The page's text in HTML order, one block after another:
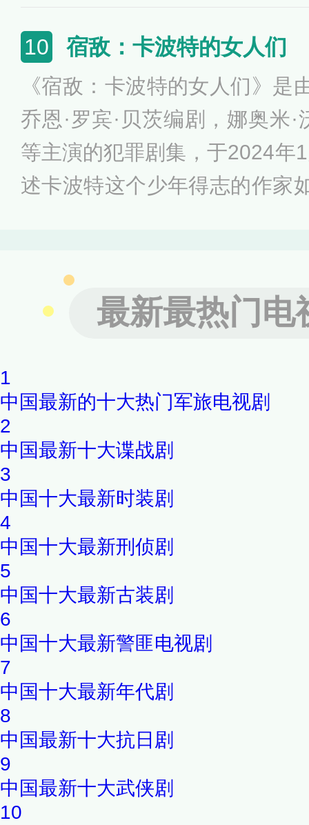
线、打击盗抢骗，始终把每位
位，无私守护着南来北往列车
10 宿敌：卡波特的女人们
《宿敌：卡波特的女人们》是
乔恩·罗宾·贝茨编剧，娜奥米
等主演的犯罪剧集，于2024年
述卡波特这个少年得志的作家
多红颜知己，即所谓的“天鹅”。
最新最热门电
1
中国最新的十大热门军旅电视剧
2
中国最新十大谍战剧
3
中国十大最新时装剧
4
中国十大最新刑侦剧
5
中国十大最新古装剧
6
中国十大最新警匪电视剧
7
中国十大最新年代剧
8
中国最新十大抗日剧
9
中国最新十大武侠剧
10